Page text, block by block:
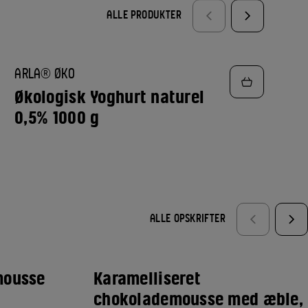
ALLE PRODUKTER
TILFØJ
TIL
FAVORITTER
ARLA® ØKO
Økologisk Yoghurt naturel
0,5% 1000 g
ALLE OPSKRIFTER
Karamelliseret
chokolademousse med æble,